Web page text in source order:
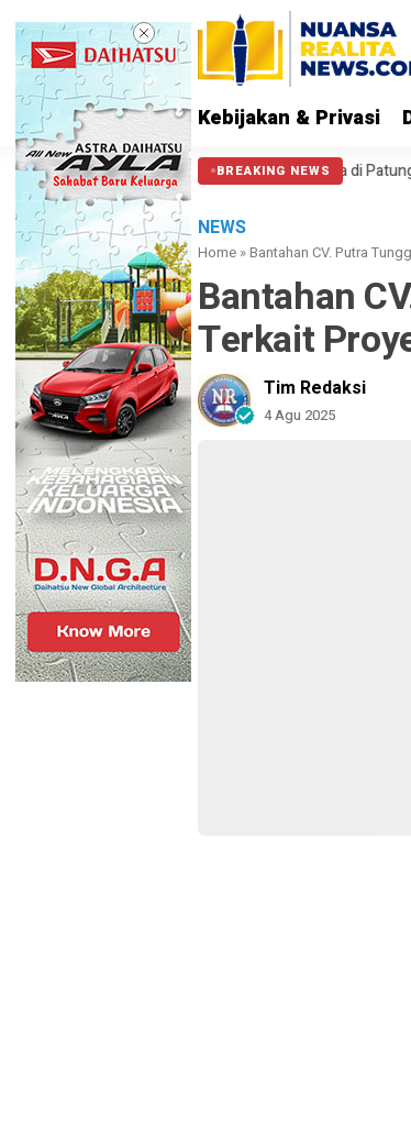
Kebijakan & Privasi
BREAKING NEWS
212 soal Polisi Halangi Massa di Patung Kuda: Semoga
NEWS
Home »Bantahan CV. Putra
Bantahan
Terkait
Tim Redaksi
4 Agu 2025